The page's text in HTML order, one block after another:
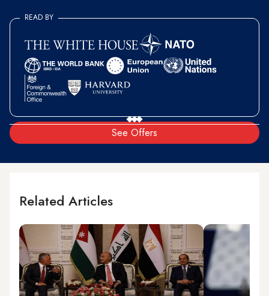
See Offers
READ BY
Related Articles